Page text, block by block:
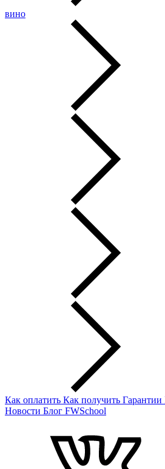
вино
Как оплатить Как получить Гарантии
Новости Блог FWSchool